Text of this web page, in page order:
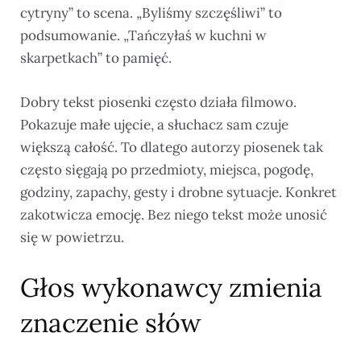
cytryny” to scena. „Byliśmy szczęśliwi” to
podsumowanie. „Tańczyłaś w kuchni w
skarpetkach” to pamięć.
Dobry tekst piosenki często działa filmowo.
Pokazuje małe ujęcie, a słuchacz sam czuje
większą całość. To dlatego autorzy piosenek tak
często sięgają po przedmioty, miejsca, pogodę,
godziny, zapachy, gesty i drobne sytuacje. Konkret
zakotwicza emocję. Bez niego tekst może unosić
się w powietrzu.
Głos wykonawcy zmienia
znaczenie słów